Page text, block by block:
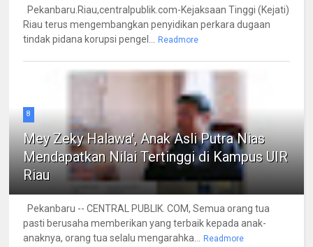
Pekanbaru.Riau,centralpublik.com-Kejaksaan Tinggi (Kejati)
Riau terus mengembangkan penyidikan perkara dugaan
tindak pidana korupsi pengel...
Readmore
8
Mey Zeky Halawa', Anak Asli Putra Nias
Mendapatkan Nilai Tertinggi di Kampus UIR
Riau
Pekanbaru -- CENTRAL PUBLIK. COM, Semua orang tua
pasti berusaha memberikan yang terbaik kepada anak-
anaknya, orang tua selalu mengarahka...
Readmore